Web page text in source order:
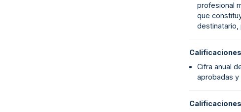
profesional
que
destinatario,
Cifra anual
aprobadas y